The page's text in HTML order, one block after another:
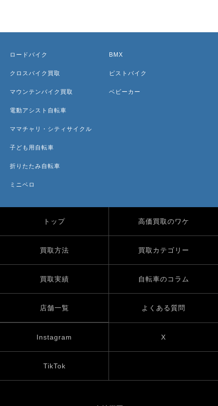
ロードバイク
クロスバイク買取
マウンテンバイク買取
電動アシスト自転車
ママチャリ・シティサイクル
子ども用自転車
折りたたみ自転車
ミニベロ
BMX
ピストバイク
ベビーカー
トップ 高価買取のワケ
買取方法 買取カテゴリー
買取実績 自転車のコラム
店舗一覧 よくある質問
Instagram X
TikTok